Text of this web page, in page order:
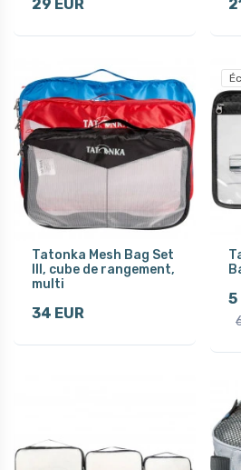
29 EUR
Tatonka Mesh Bag Set
III, cube de rangement,
multi
34 EUR
5